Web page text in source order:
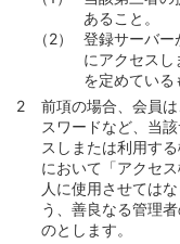
あること。
登録サーバー
にアクセス
を定めている
前項の場合、会員
スワードなど、当
スしまたは利用す
において「アクセ
人に使用させては
う、善良なる管理
のとします。